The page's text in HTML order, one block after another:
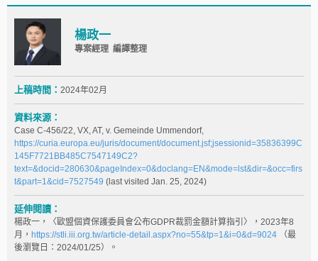
楊政一
專案經理 編譯整理
上稿時間： 2024年02月
資料來源：
Case C‑456/22, VX, AT, v. Gemeinde Ummendorf,
https://curia.europa.eu/juris/document/document.jsf;jsessionid=35836399C
145F7721BB485C7547149C2?
text=&docid=280630&pageIndex=0&doclang=EN&mode=lst&dir=&occ=firs
t&part=1&cid=7527549 (last visited Jan. 25, 2024)
延伸閱讀：
楊政一，〈歐盟個資保護委員會公布GDPR裁罰金額計算指引〉，2023年8
月， https://stli.iii.org.tw/article-detail.aspx?no=55&tp=1&i=0&d=9024 （最
後瀏覽日：2024/01/25）。